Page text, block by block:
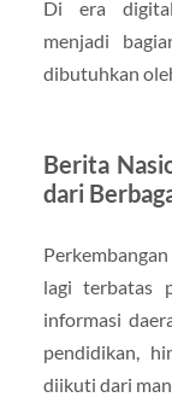
Di era
menjadi
dibutuhkan
Berita
dari
lagi terbatas
informasi
pendidikan,
diikuti dari